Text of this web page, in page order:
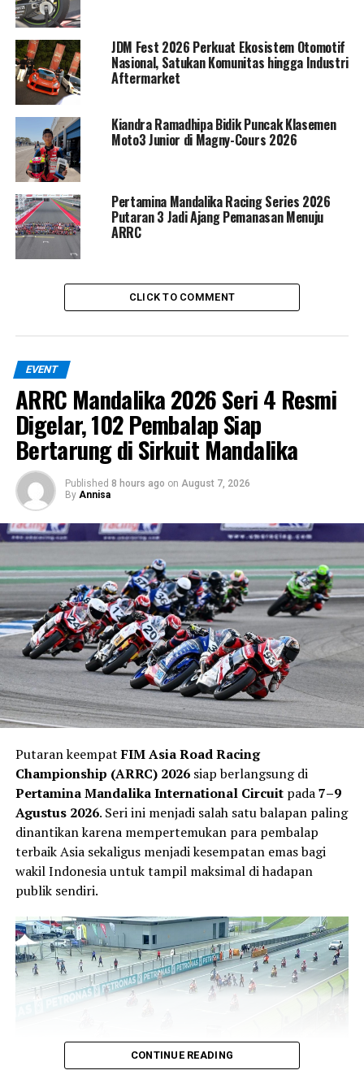
mengakhiri balapan lebih awal akibat terlibat kecelakaan
atau mengalami kerusakan mesin, menunjukkan betapa
ketat dan menantangnya kompetisi di sirkuit GBT
Surabaya kali ini.
RELATED TOPICS:
EVENT LFN HP969 ROAD RACE CHAMPIONSHIP
RACE
ROAD RACE
UP NEXT
LFN HP969 SURABAYA: RH57 X YUKIDO LANJUTKAN
TRADISI JUARA!
DON'T MISS
KESERUAN PENUH DI NITE RACE LFN HP969
CHAMPIONSHIP SURABAYA: HASIL LENGKAP!
JDM Fest 2026 Perkuat Ekosistem Otomotif
Nasional, Satukan Komunitas hingga Industri
Aftermarket
Kiandra Ramadhipa Bidik Puncak Klasemen
Moto3 Junior di Magny-Cours 2026
Pertamina Mandalika Racing Series 2026
Putaran 3 Jadi Ajang Pemanasan Menuju
ARRC
CLICK TO COMMENT
EVENT
ARRC Mandalika 2026 Seri 4 Resmi
Digelar, 102 Pembalap Siap
Bertarung di Sirkuit Mandalika
Published 8 hours ago on August 7, 2026
By Annisa
Putaran keempatFIM Asia Road Racing
Championship (ARRC) 2026siap berlangsung di
Pertamina Mandalika International Circuitpada7–9
Agustus 2026. Seri ini menjadi salah satu balapan paling
dinantikan karena mempertemukan para pembalap
terbaik Asia sekaligus menjadi kesempatan emas bagi
wakil Indonesia untuk tampil maksimal di hadapan
publik sendiri.
CONTINUE READING